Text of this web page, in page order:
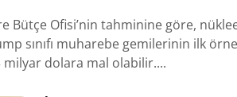
Bütçe Ofisi’nin tahminine göre,
sınıfı muharebe gemilerinin ilk
milyar dolara mal olabilir....